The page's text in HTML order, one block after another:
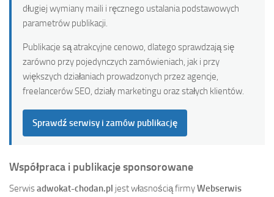
długiej wymiany maili i ręcznego ustalania podstawowych
parametrów publikacji.
Publikacje są atrakcyjne cenowo, dlatego sprawdzają się
zarówno przy pojedynczych zamówieniach, jak i przy
większych działaniach prowadzonych przez agencje,
freelancerów SEO, działy marketingu oraz stałych klientów.
Sprawdź serwisy i zamów publikację
Współpraca i publikacje sponsorowane
Serwisadwokat-chodan.pl jest własnością firmyWebserwis